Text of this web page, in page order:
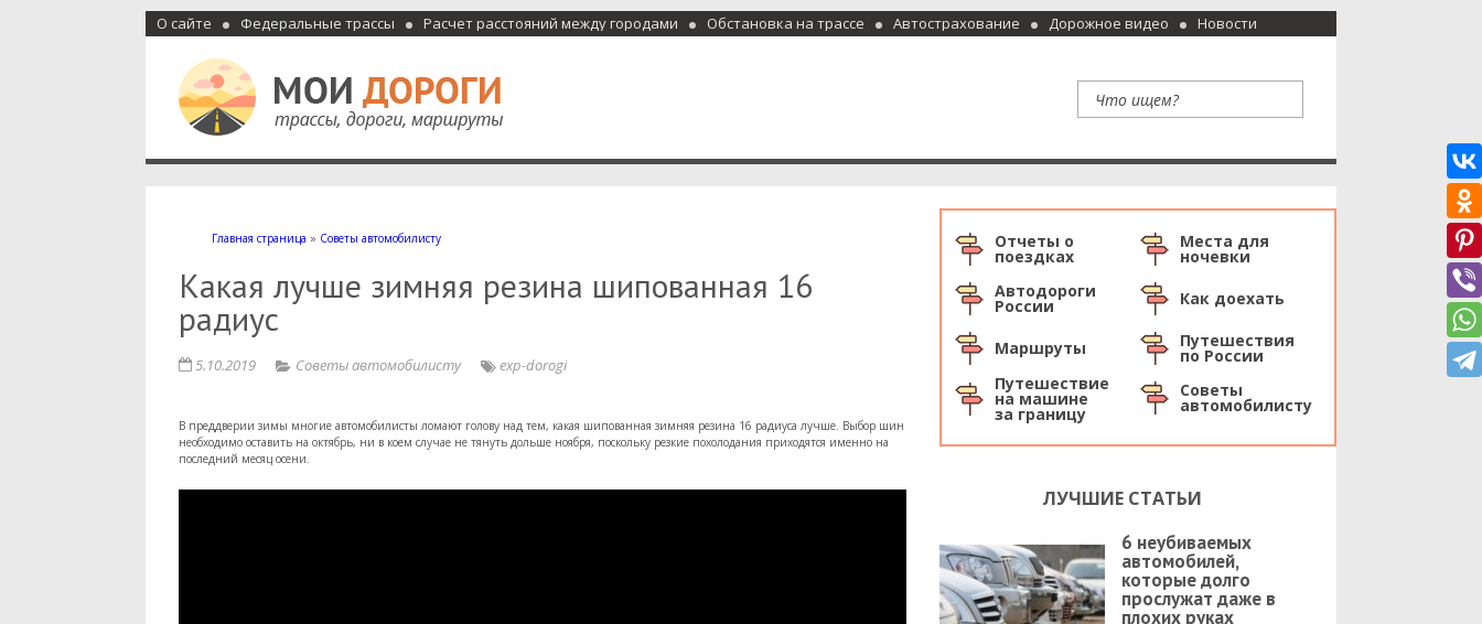
О сайте Федеральные трассы Расчет расстояний между городами Обстановка на трассе Автострахование Дорожное видео Новости
Мои дороги
Как доехать, автомобильные дороги и трассы России, мотели и гостиницы
Главная страница » Советы автомобилисту
Какая лучше зимняя резина шипованная 16
радиус
5.10.2019 Советы автомобилисту exp-dorogi
В преддверии зимы многие автомобилисты ломают голову над тем, какая шипованная зимняя резина 16 радиуса лучше. Выбор шин
необходимо оставить на октябрь, ни в коем случае не тянуть дольше ноября, поскольку резкие похолодания приходятся именно на
последний месяц осени.
Отчеты о
поездках
Места для
ночевки
Автодороги
России Как доехать
Маршруты Путешествия
по России
Путешествие
на машине
за границу
Советы
автомобилисту
ЛУЧШИЕ СТАТЬИ
6 неубиваемых
автомобилей,
которые долго
прослужат даже в
плохих руках